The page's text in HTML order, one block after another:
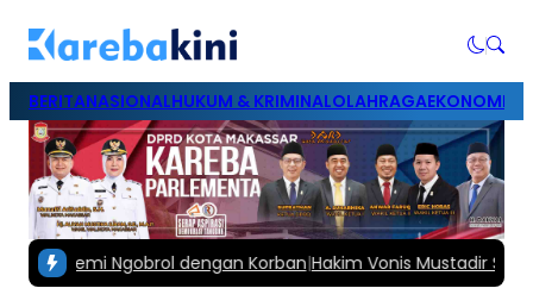
BERITANASIONALHUKUM & KRIMINALOLAHRAGAEKONOMI &
demi Ngobrol dengan Korban|Hakim Vonis Mustadir Suami